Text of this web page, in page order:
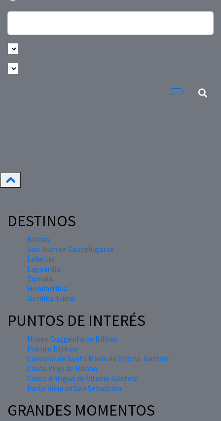
DESTINOS
Bilbao
San Juan de Gaztelugatxe
Lekeitio
Laguardia
Zumaia
Hondarribia
Gernika-Lumo
PUNTOS DE INTERÉS
Museo Guggenheim Bilbao
Puente Bizkaia
Catedral de Santa María de Vitoria-Gasteiz
Casco Viejo de Bilbao
Casco Antiguo de Vitoria-Gasteiz
Parte Vieja de San Sebastián
GRANDES MOMENTOS